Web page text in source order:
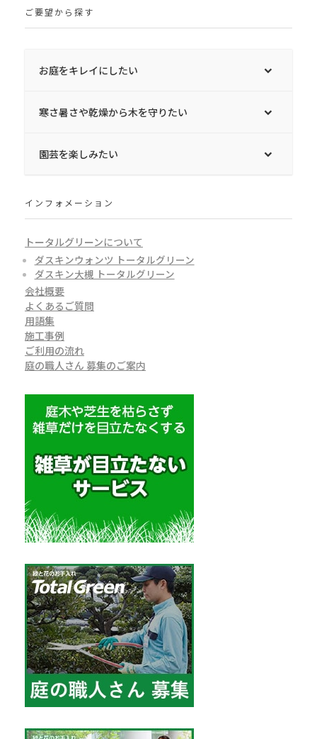
ご要望から探す
お庭をキレイにしたい
寒さ暑さや乾燥から木を守りたい
園芸を楽しみたい
インフォメーション
トータルグリーンについて
ダスキンウォンツ トータルグリーン
ダスキン大槻 トータルグリーン
会社概要
よくあるご質問
用語集
施工事例
ご利用の流れ
庭の職人さん 募集のご案内